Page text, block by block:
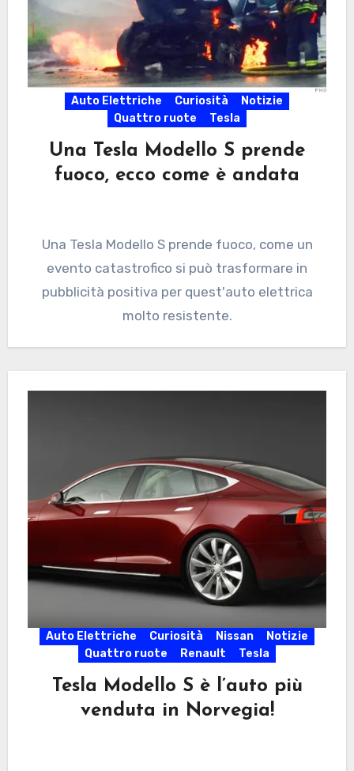
Auto Elettriche Curiosità
Notizie
Quattro ruote
Tesla
Una Tesla Modello S prende
fuoco, ecco come è andata
Una Tesla Modello S prende fuoco, come un
evento catastrofico si può trasformare in
pubblicità positiva per quest'auto elettrica
molto resistente.
Auto Elettriche Curiosità Nissan
Notizie
Quattro ruote
Renault Tesla
Tesla Modello S è l’auto più
venduta in Norvegia!